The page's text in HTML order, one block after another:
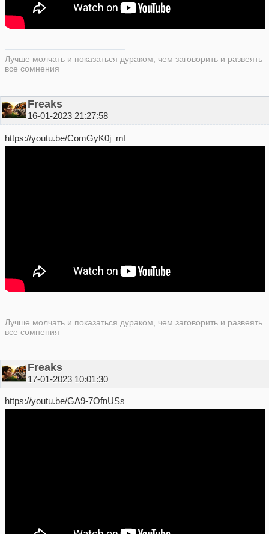
Лучше молчать и показаться дураком, чем заговорить и развеять
все сомнения
Freaks
16-01-2023 21:27:58
https://youtu.be/ComGyK0j_mI
Лучше молчать и показаться дураком, чем заговорить и развеять
все сомнения
Freaks
17-01-2023 10:01:30
https://youtu.be/GA9-7OfnUSs